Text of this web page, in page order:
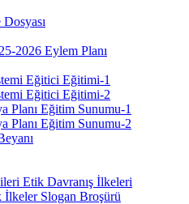
2026 Eylem Planı
Eğitici Eğitimi-1
Eğitici Eğitimi-2
Planı Eğitim Sunumu-1
Planı Eğitim Sunumu-2
Etik Davranış İlkeleri
İlkeler Slogan Broşürü